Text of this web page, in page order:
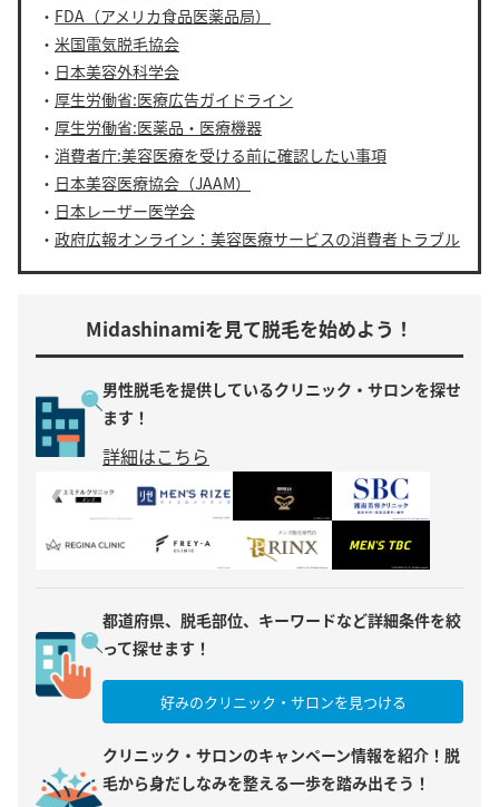
・ FDA（アメリカ食品医薬品局）
・ 米国電気脱毛協会
・ 日本美容外科学会
・ 厚生労働省:医療広告ガイドライン
・ 厚生労働省:医薬品・医療機器
・ 消費者庁:美容医療を受ける前に確認したい事項
・ 日本美容医療協会（JAAM）
・ 日本レーザー医学会
・ 政府広報オンライン：美容医療サービスの消費者トラブル
Midashinamiを見て脱毛を始めよう！
男性脱毛を提供しているクリニック・サロンを探せ
ます！
詳細はこちら
都道府県、脱毛部位、キーワードなど詳細条件を絞
って探せます！
好みのクリニック・サロンを見つける
クリニック・サロンのキャンペーン情報を紹介！脱
毛から身だしなみを整える一歩を踏み出そう！